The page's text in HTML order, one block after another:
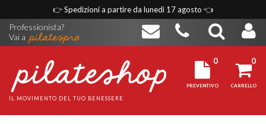
👉Spedizioni a partire da lunedì 17 agosto 👈
Professionista?
Vai a
IL MOVIMENTO DEL TUO BENESSERE
0
PREVENTIVO
0
CARRELLO